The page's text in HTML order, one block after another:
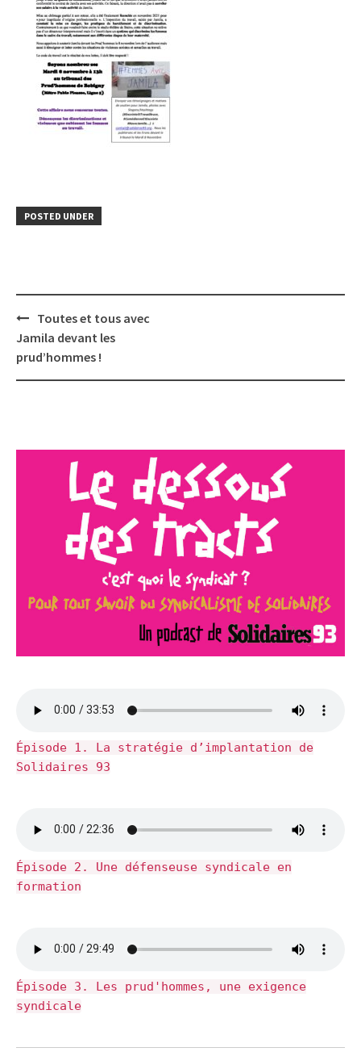
POSTED UNDER
Post
navigation
Toutes et tous avec
Jamila devant les
prud’hommes !
Épisode 1. La stratégie d’implantation de
Solidaires 93
Épisode 2. Une défenseuse syndicale en
formation
Épisode 3. Les prud'hommes, une exigence
syndicale